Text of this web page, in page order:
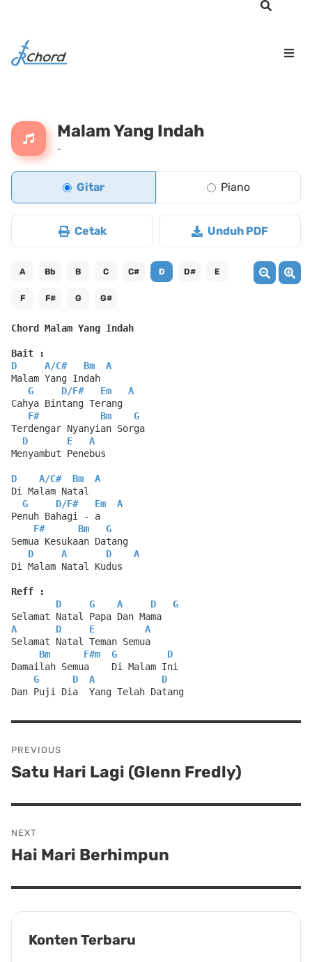
Malam Yang Indah
-
Gitar Piano
Cetak Unduh PDF
A Bb B C C# D D# E
F F# G G#
Chord Malam Yang Indah
Bait :
D
A/C# Bm
A
Malam Yang Indah
G
D/F# Em
A
Cahya Bintang Terang
F#
Bm
G
Terdengar Nyanyian Sorga
D
E
A
Menyambut Penebus
D A/C# Bm
A
Di Malam Natal
G
D/F# Em
A
Penuh Bahagi - a
F#
Bm
G
Semua Kesukaan Datang
D
A D
A
Di Malam Natal Kudus
Reff :
D
G A D
G
Selamat Natal Papa Dan Mama
A
D E
A
Selamat Natal Teman Semua
Bm
F#m G
D
Damailah Semua    Di Malam Ini
G
D A
D
Dan Puji Dia  Yang Telah Datang
navigation
PREVIOUS
Previous
Satu Hari Lagi (Glenn Fredly)
NEXT
Next
Hai Mari Berhimpun
Konten Terbaru